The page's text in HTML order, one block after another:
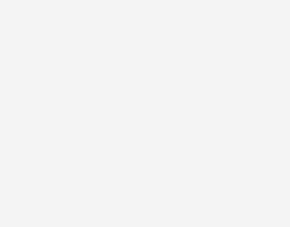
entsprechend dem
pN zu deklarieren. Ein
Wert darf für die Deklaration der
Berücksichtigung finden.
darauf reagieren werden, und
werden. Fachhändler sollten hier
um Produktauswahl und Montage